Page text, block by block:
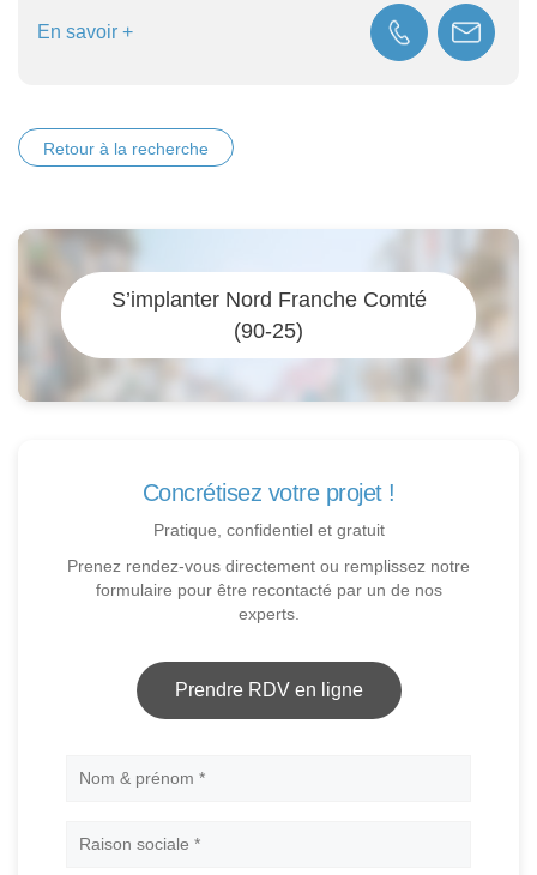
savoir +
Retour à la recherche
S’implanter Nord Franche Comté
(90-25)
Concrétisez votre projet !
Pratique, confidentiel et gratuit
Prenez rendez-vous directement ou remplissez notre
formulaire pour être recontacté par un de nos
experts.
Prendre RDV en ligne
Nom